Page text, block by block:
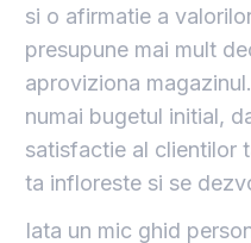
si o afirmatie a
presupune mai mult
aproviziona
numai bugetul initial,
satisfactie al clientilor
ta infloreste si se
Iata un mic ghid